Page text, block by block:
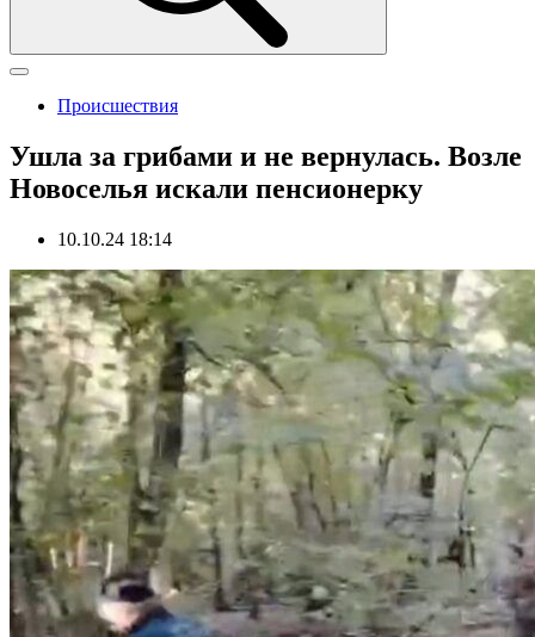
Происшествия
Ушла за грибами и не вернулась. Возле
Новоселья искали пенсионерку
10.10.24 18:14